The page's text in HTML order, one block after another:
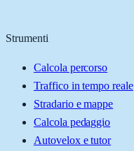
Strumenti
Calcola percorso
Traffico in tempo reale
Stradario e mappe
Calcola pedaggio
Autovelox e tutor